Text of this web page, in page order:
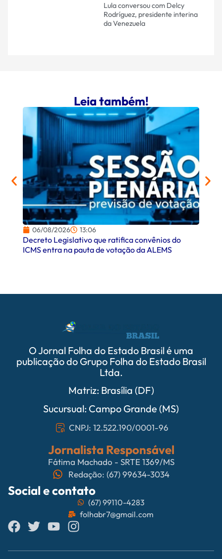
Lula conversou com Delcy
Rodríguez, presidente interina
da Venezuela
Leia também!
06/08/2026 13:06
Decreto Legislativo que ratifica convênios do
ICMS entra na pauta de votação da ALEMS
O Jornal Folha do Estado Brasil é uma
publicação do Grupo Folha do Estado Brasil
Ltda.
Matriz: Brasília (DF)
Sucursual: Campo Grande (MS)
CNPJ: 12.522.190/0001-96
Jornalista Responsável
Fátima Machado - SRTE 1369/MS
Redação: (67) 99634-3034
Social e contato
(67) 99110-4283
folhabr7@gmail.com